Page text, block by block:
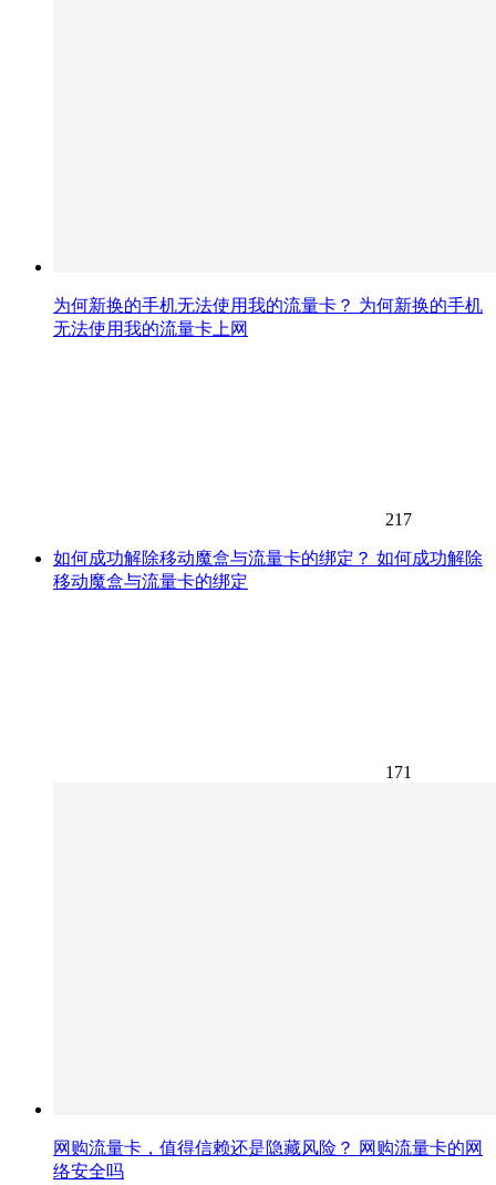
为何新换的手机无法使用我的流量卡？ 为何新换的手机
无法使用我的流量卡上网
217
如何成功解除移动魔盒与流量卡的绑定？ 如何成功解除
移动魔盒与流量卡的绑定
171
网购流量卡，值得信赖还是隐藏风险？ 网购流量卡的网
络安全吗